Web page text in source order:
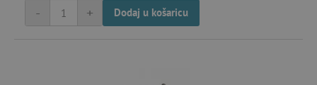
+
- Dodaj u košaricu